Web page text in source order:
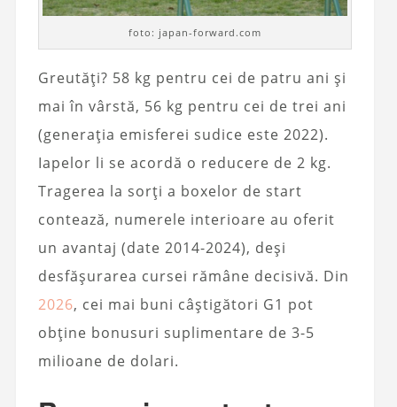
foto: japan-forward.com
Greutăți? 58 kg pentru cei de patru ani și
mai în vârstă, 56 kg pentru cei de trei ani
(generația emisferei sudice este 2022).
Iapelor li se acordă o reducere de 2 kg.
Tragerea la sorți a boxelor de start
contează, numerele interioare au oferit
un avantaj (date 2014-2024), deși
desfășurarea cursei rămâne decisivă. Din
2026, cei mai buni câștigători G1 pot
obține bonusuri suplimentare de 3-5
milioane de dolari.